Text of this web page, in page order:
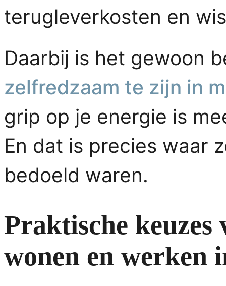
terugleverkosten en
Daarbij is het gewoon
zelfredzaam te zijn in
grip op je energie is
En dat is precies waar
bedoeld waren.
Praktische keuzes
wonen en werken